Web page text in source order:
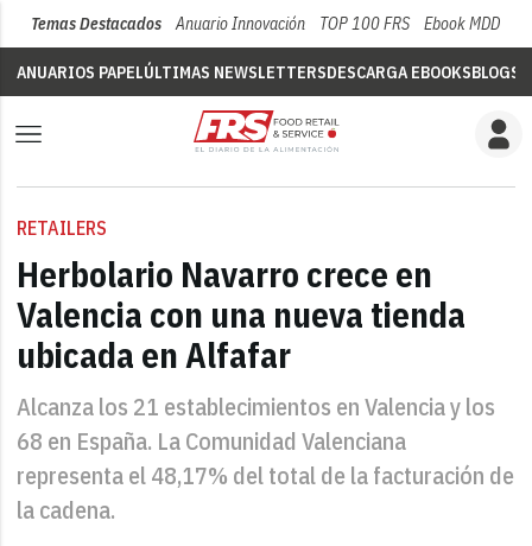
Temas Destacados Anuario Innovación TOP 100 FRS Ebook MDD
ANUARIOS PAPELÚLTIMAS NEWSLETTERSDESCARGA EBOOKSBLOGS
RETAILERS
Herbolario Navarro crece en
Valencia con una nueva tienda
ubicada en Alfafar
Alcanza los 21 establecimientos en Valencia y los
68 en España. La Comunidad Valenciana
representa el 48,17% del total de la facturación de
la cadena.